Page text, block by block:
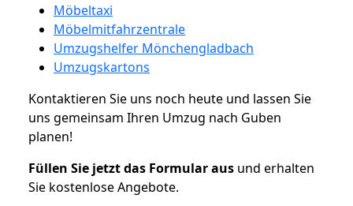
Möbeltaxi
Möbelmitfahrzentrale
Umzugshelfer Mönchengladbach
Umzugskartons
Kontaktieren Sie uns noch heute und lassen Sie
uns gemeinsam Ihren Umzug nach Guben
planen!
Füllen Sie jetzt das Formular aus und erhalten
Sie kostenlose Angebote.